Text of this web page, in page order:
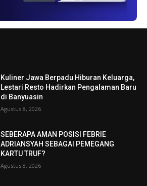
Kuliner Jawa Berpadu Hiburan Keluarga,
Lestari Resto Hadirkan Pengalaman Baru
di Banyuasin
Agustus 8, 2026
SEBERAPA AMAN POSISI FEBRIE
ADRIANSYAH SEBAGAI PEMEGANG
KARTU TRUF?
Agustus 8, 2026